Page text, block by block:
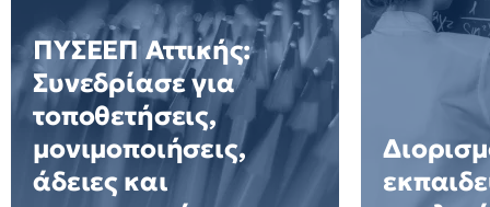
ΠΥΣΕΕΠ Αττικής:
Συνεδρίασε για
τοποθετήσεις,
μονιμοποιήσεις,
άδειες και